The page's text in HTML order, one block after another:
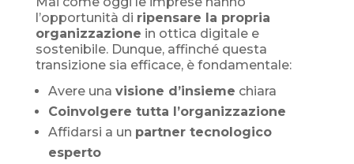
l’opportunità di ripensare la propria
organizzazione in ottica digitale e
sostenibile. Dunque, affinché questa
transizione sia efficace, è fondamentale:
Avere una visione d’insieme chiara
Coinvolgere tutta l’organizzazione
Affidarsi a un partner tecnologico
esperto